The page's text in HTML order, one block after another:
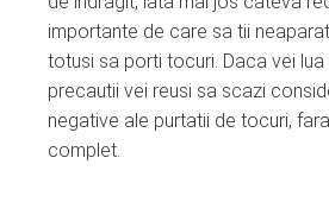
importante de care sa tii
totusi sa porti tocuri. Daca vei
precautii vei reusi sa scazi
negative ale purtatii de tocuri,
complet.